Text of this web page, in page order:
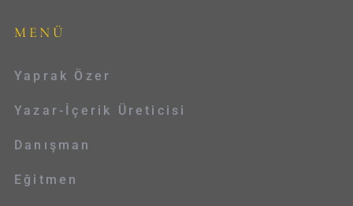
MENÜ
Yaprak Özer
Yazar-İçerik Üreticisi
Danışman
Eğitmen